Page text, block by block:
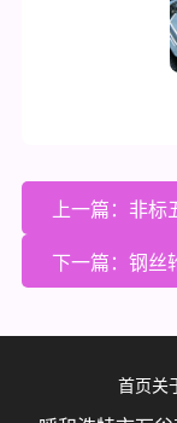
上一篇：非标
下一篇：钢丝
首页 关